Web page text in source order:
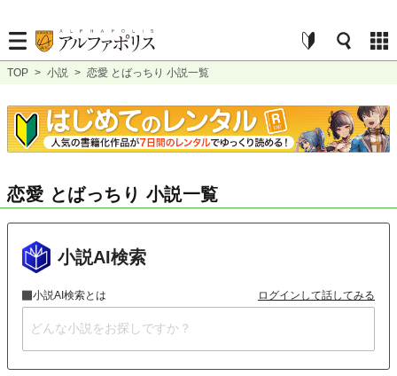
TOP > 小説 > 恋愛 とばっちり 小説一覧
恋愛 とばっちり 小説一覧
小説AI検索
小説AI検索とは ログインして話してみる